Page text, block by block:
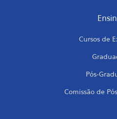
Cursos de
Pós-
Comissão de